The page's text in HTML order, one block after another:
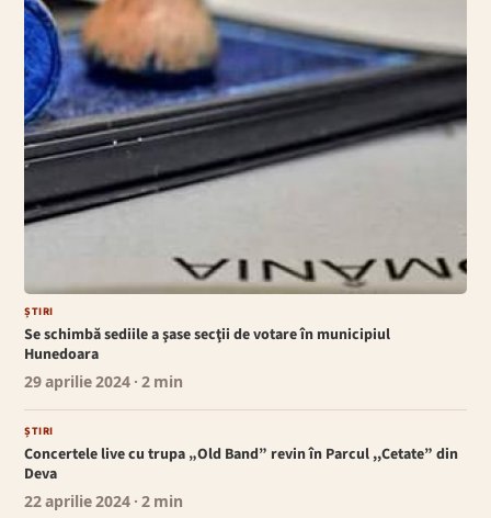
ȘTIRI
Se schimbă sediile a şase secţii de votare în municipiul
Hunedoara
29 aprilie 2024 · 2 min
ȘTIRI
Concertele live cu trupa „Old Band” revin în Parcul ,,Cetate” din
Deva
22 aprilie 2024 · 2 min